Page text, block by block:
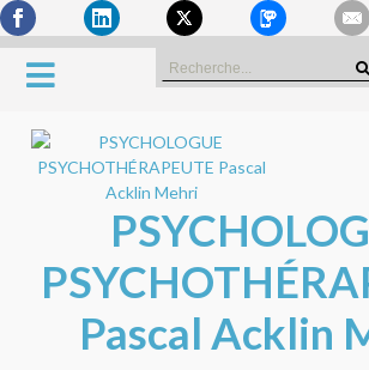
Skip
Search
for:
Pascal Acklin